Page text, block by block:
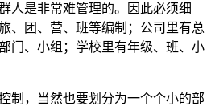
人是非常难管理的。因此必须细
、团、营、班等编制；公司里有总
门、小组；学校里有年级、班、小
制，当然也要划分为一个个小的部